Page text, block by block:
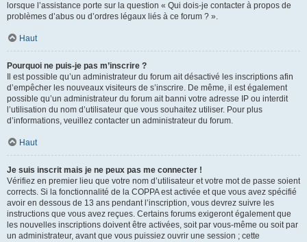
lorsque l’assistance porte sur la question « Qui dois-je contacter à propos de
problèmes d’abus ou d’ordres légaux liés à ce forum ? ».
Haut
Pourquoi ne puis-je pas m’inscrire ?
Il est possible qu’un administrateur du forum ait désactivé les inscriptions afin
d’empêcher les nouveaux visiteurs de s’inscrire. De même, il est également
possible qu’un administrateur du forum ait banni votre adresse IP ou interdit
l’utilisation du nom d’utilisateur que vous souhaitez utiliser. Pour plus
d’informations, veuillez contacter un administrateur du forum.
Haut
Je suis inscrit mais je ne peux pas me connecter !
Vérifiez en premier lieu que votre nom d’utilisateur et votre mot de passe soient
corrects. Si la fonctionnalité de la COPPA est activée et que vous avez spécifié
avoir en dessous de 13 ans pendant l’inscription, vous devrez suivre les
instructions que vous avez reçues. Certains forums exigeront également que
les nouvelles inscriptions doivent être activées, soit par vous-même ou soit par
un administrateur, avant que vous puissiez ouvrir une session ; cette